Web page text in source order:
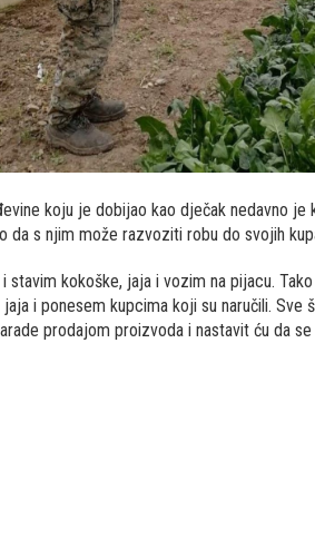
koju je dobijao kao dječak nedavno je
da s njim može razvoziti robu do svojih
stavim kokoške, jaja i vozim na pijacu.
i ponesem kupcima koji su naručili. Sve
prodajom proizvoda i nastavit ću da se